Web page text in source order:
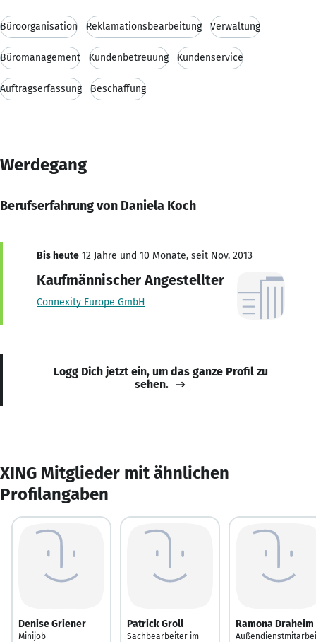
Büroorganisation Reklamationsbearbeitung Verwaltung
Büromanagement Kundenbetreuung Kundenservice
Auftragserfassung Beschaffung
Werdegang
Berufserfahrung von Daniela Koch
Bis heute 12 Jahre und 10 Monate, seit Nov. 2013
Kaufmännischer Angestellter
Connexity Europe GmbH
Logg Dich jetzt ein, um das ganze Profil zu
sehen.
XING Mitglieder mit ähnlichen
Profilangaben
Denise Griener
Minijob
Patrick Groll
Sachbearbeiter im
Ramona Draheim